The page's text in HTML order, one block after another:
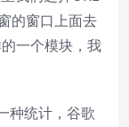
的窗口上面去
一个模块，我
种统计，谷歌